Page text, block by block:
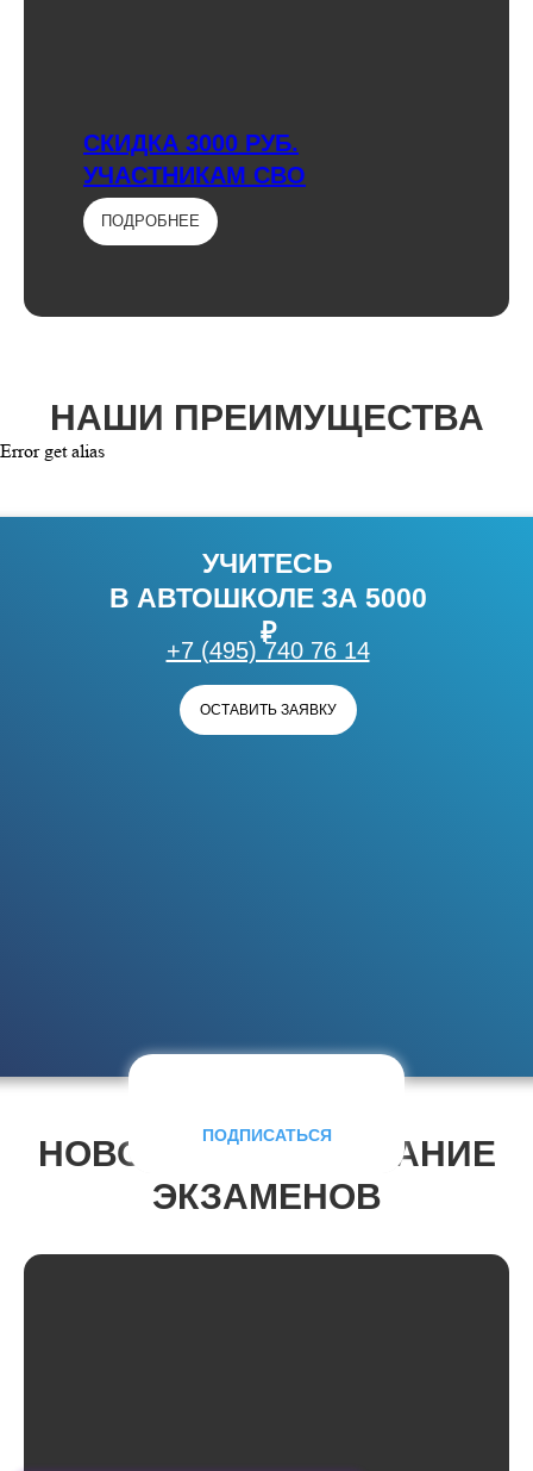
СКИДКА 3000 РУБ.
УЧАСТНИКАМ СВО
ПОДРОБНЕЕ
НАШИ ПРЕИМУЩЕСТВА
Error get alias
УЧИТЕСЬ
В АВТОШКОЛЕ ЗА 5000
₽
+7 (495) 740 76 14
ОСТАВИТЬ ЗАЯВКУ
НОВОСТИ / РАСПИСАНИЕ
ЭКЗАМЕНОВ
ПОДПИСАТЬСЯ